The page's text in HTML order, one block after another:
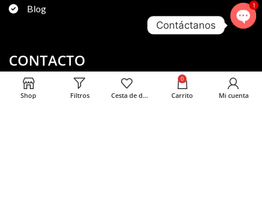
Blog
CONTACTO
Shop Filtros Cesta de deseos
0
Carrito Mi cuenta
Contáctanos
1